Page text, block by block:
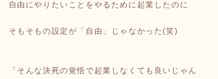
自由にやりたいことをやるために起業したのに
そもそもの設定が「自由」じゃなかった(笑)
「そんな決死の覚悟で起業しなくても良いじゃん